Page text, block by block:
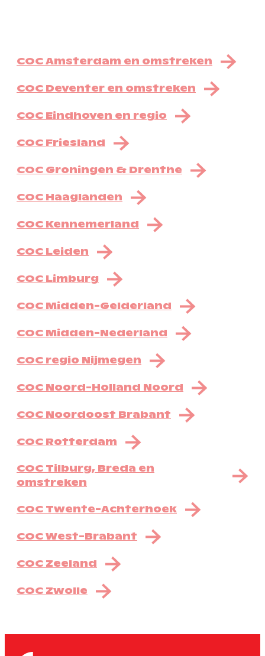
COC Amsterdam en omstreken
COC Deventer en omstreken
COC Eindhoven en regio
COC Friesland
COC Groningen & Drenthe
COC Haaglanden
COC Kennemerland
COC Leiden
COC Limburg
COC Midden-Gelderland
COC Midden-Nederland
COC regio Nijmegen
COC Noord-Holland Noord
COC Noordoost Brabant
COC Rotterdam
COC Tilburg, Breda en
omstreken
COC Twente-Achterhoek
COC West-Brabant
COC Zeeland
COC Zwolle